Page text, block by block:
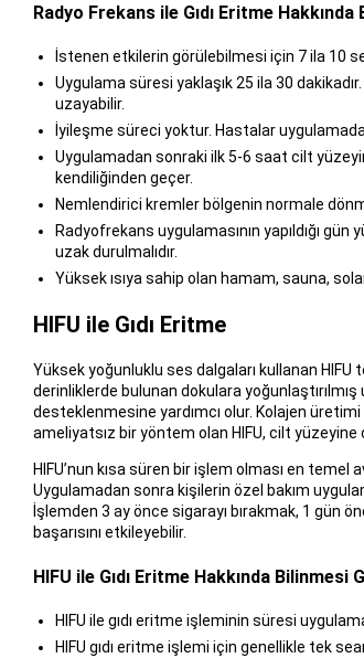
Radyo Frekans ile Gıdı Eritme
İstenen etkilerin görülebilmesi için 7 ila 10
Uygulama süresi yaklaşık 25 ila 30
uzayabilir.
İyileşme süreci yoktur. Hastalar
Uygulamadan sonraki ilk 5-6 saat cilt
kendiliğinden geçer.
Nemlendirici kremler bölgenin normale
Radyofrekans uygulamasının yapıldığı
uzak durulmalıdır.
Yüksek ısıya sahip olan hamam, sauna,
HIFU ile Gıdı Eritme
Yüksek yoğunluklu ses dalgaları kullanan HIFU
derinliklerde bulunan dokulara
desteklenmesine yardımcı olur. Kolajen üretimi
ameliyatsız bir yöntem olan HIFU, cilt yüzeyine
HIFU’nun kısa süren bir işlem olması en temel
Uygulamadan sonra kişilerin özel bakım
İşlemden 3 ay önce sigarayı bırakmak, 1 gün
başarısını etkileyebilir.
HIFU ile Gıdı Eritme Hakkında Bilinmesi
HIFU ile gıdı eritme işleminin süresi
HIFU gıdı eritme işlemi için genellikle tek